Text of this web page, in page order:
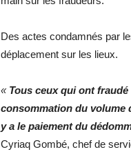
Des actes condamnés par
déplacement sur les lieux.
« Tous ceux qui ont
consommation du volume
y a le paiement du
Cyriaq Gombé, chef de